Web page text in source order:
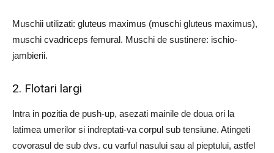
Muschii utilizati: gluteus maximus (muschi gluteus maximus),
muschi cvadriceps femural. Muschi de sustinere: ischio-
jambierii.
2. Flotari largi
Intra in pozitia de push-up, asezati mainile de doua ori la
latimea umerilor si indreptati-va corpul sub tensiune. Atingeti
covorasul de sub dvs. cu varful nasului sau al pieptului, astfel